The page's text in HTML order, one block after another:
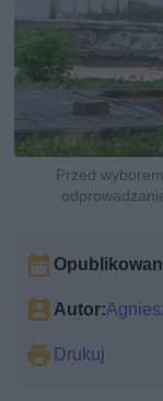
Przed
Autor:
Drukuj